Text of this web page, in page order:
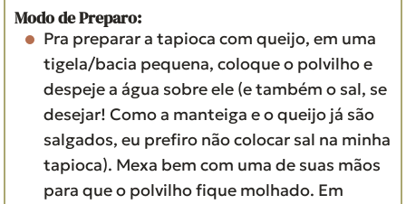
Modo de Preparo:
Pra preparar a tapioca com queijo, em uma
tigela/bacia pequena, coloque o polvilho e
despeje a água sobre ele (e também o sal, se
desejar! Como a manteiga e o queijo já são
salgados, eu prefiro não colocar sal na minha
tapioca). Mexa bem com uma de suas mãos
para que o polvilho fique molhado. Em